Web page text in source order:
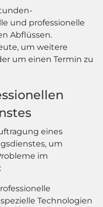
und professionelle
Abflüssen.
um weitere
um einen Termin zu
eines
um
im
Technologien